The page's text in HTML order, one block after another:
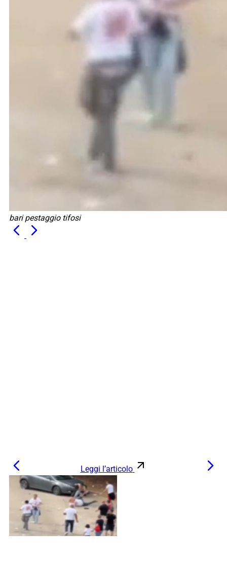
bari pestaggio tifosi
Leggi l’articolo